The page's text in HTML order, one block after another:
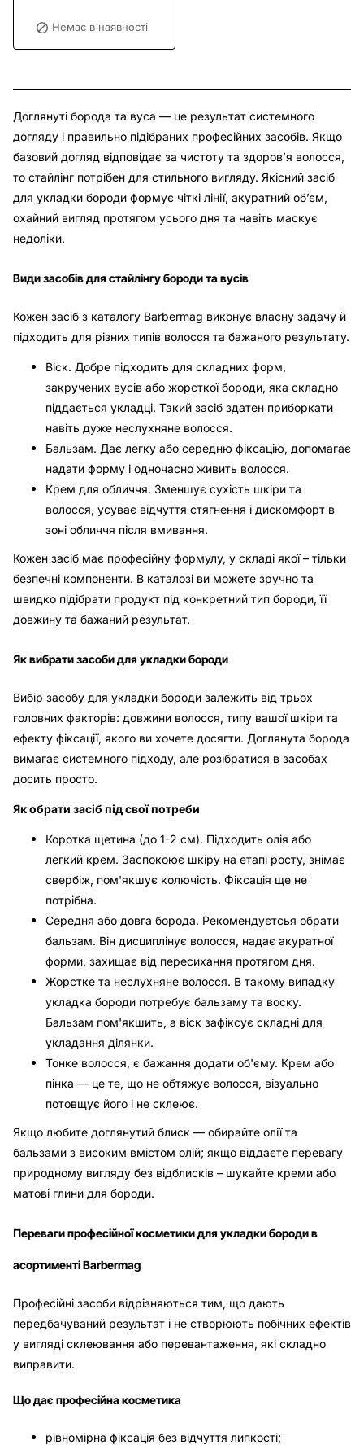
Доглянуті борода та вуса — це результат системного
догляду і правильно підібраних професійних засобів. Якщо
базовий догляд відповідає за чистоту та здоров’я волосся,
то стайлінг потрібен для стильного вигляду. Якісний засіб
для укладки бороди формує чіткі лінії, акуратний об’єм,
охайний вигляд протягом усього дня та навіть маскує
недоліки.
Види засобів для стайлінгу бороди та вусів
Кожен засіб з каталогу Barbermag виконує власну задачу й
підходить для різних типів волосся та бажаного результату.
Віск. Добре підходить для складних форм,
закручених вусів або жорсткої бороди, яка складно
піддається укладці. Такий засіб здатен приборкати
навіть дуже неслухняне волосся.
Бальзам. Дає легку або середню фіксацію, допомагає
надати форму і одночасно живить волосся.
Крем для обличчя. Зменшує сухість шкіри та
волосся, усуває відчуття стягнення і дискомфорт в
зоні обличчя після вмивання.
Кожен засіб має професійну формулу, у складі якої – тільки
безпечні компоненти. В каталозі ви можете зручно та
швидко підібрати продукт під конкретний тип бороди, її
довжину та бажаний результат.
Як вибрати засоби для укладки бороди
Вибір засобу для укладки бороди залежить від трьох
головних факторів: довжини волосся, типу вашої шкіри та
ефекту фіксації, якого ви хочете досягти. Доглянута борода
вимагає системного підходу, але розібратися в засобах
досить просто.
Як обрати засіб під свої потреби
Коротка щетина (до 1-2 см). Підходить олія або
легкий крем. Заспокоює шкіру на етапі росту, знімає
свербіж, пом'якшує колючість. Фіксація ще не
потрібна.
Середня або довга борода. Рекомендуєтсья обрати
бальзам. Він дисциплінує волосся, надає акуратної
форми, захищає від пересихання протягом дня.
Жорстке та неслухняне волосся. В такому випадку
укладка бороди потребує бальзаму та воску.
Бальзам пом'якшить, а віск зафіксує складні для
укладання ділянки.
Тонке волосся, є бажання додати об'єму. Крем або
пінка — це те, що не обтяжує волосся, візуально
потовщує його і не склеює.
Якщо любите доглянутий блиск — обирайте олії та
бальзами з високим вмістом олій; якщо віддаєте перевагу
природному вигляду без відблисків – шукайте креми або
матові глини для бороди.
Переваги професійної косметики для укладки бороди в
асортименті Barbermag
Професійні засоби відрізняються тим, що дають
передбачуваний результат і не створюють побічних ефектів
у вигляді склеювання або перевантаження, які складно
виправити.
Що дає професійна косметика
рівномірна фіксація без відчуття липкості;
Немає в наявності